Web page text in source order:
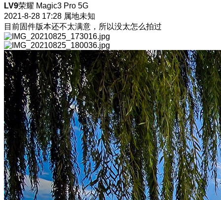
LV9荣耀 Magic3 Pro 5G
2021-8-28 17:28 属地未知
目前固件版本还不太满意，所以没太怎么拍过